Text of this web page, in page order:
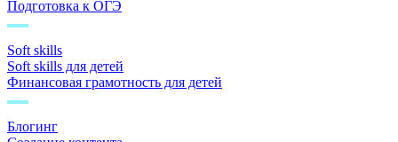
Подготовка к ОГЭ
Soft skills
Soft skills для детей
Финансовая грамотность для детей
Блогинг